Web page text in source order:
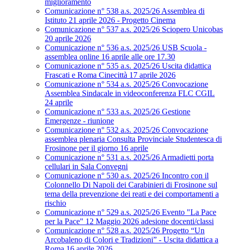
miglioramento
Comunicazione n° 538 a.s. 2025/26 Assemblea di
Istituto 21 aprile 2026 - Progetto Cinema
Comunicazione n° 537 a.s. 2025/26 Sciopero Unicobas
20 aprile 2026
Comunicazione n° 536 a.s. 2025/26 USB Scuola -
assemblea online 16 aprile alle ore 17.30
Comunicazione n° 535 a.s. 2025/26 Uscita didattica
Frascati e Roma Cinecittà 17 aprile 2026
Comunicazione n° 534 a.s. 2025/26 Convocazione
Assemblea Sindacale in videoconferenza FLC CGIL
24 aprile
Comunicazione n° 533 a.s. 2025/26 Gestione
Emergenze - riunione
Comunicazione n° 532 a.s. 2025/26 Convocazione
assemblea plenaria Consulta Provinciale Studentesca di
Frosinone per il giorno 16 aprile
Comunicazione n° 531 a.s. 2025/26 Armadietti porta
cellulari in Sala Convegni
Comunicazione n° 530 a.s. 2025/26 Incontro con il
Colonnello Di Napoli dei Carabinieri di Frosinone sul
tema della prevenzione dei reati e dei comportamenti a
rischio
Comunicazione n° 529 a.s. 2025/26 Evento "La Pace
per la Pace" 12 Maggio 2026 adesione docenti/classi
Comunicazione n° 528 a.s. 2025/26 Progetto “Un
Arcobaleno di Colori e Tradizioni” - Uscita didattica a